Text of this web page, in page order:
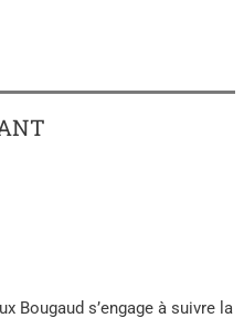
Bougaud s’engage à suivre la